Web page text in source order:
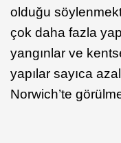
olduğu
çok daha fazla
yangınlar ve
yapılar sayıca
Norwich’te